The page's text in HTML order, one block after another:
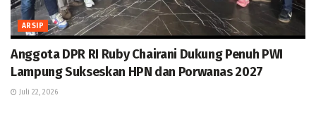
ARSIP
Anggota DPR RI Ruby Chairani Dukung Penuh PWI
Lampung Sukseskan HPN dan Porwanas 2027
Juli 22, 2026